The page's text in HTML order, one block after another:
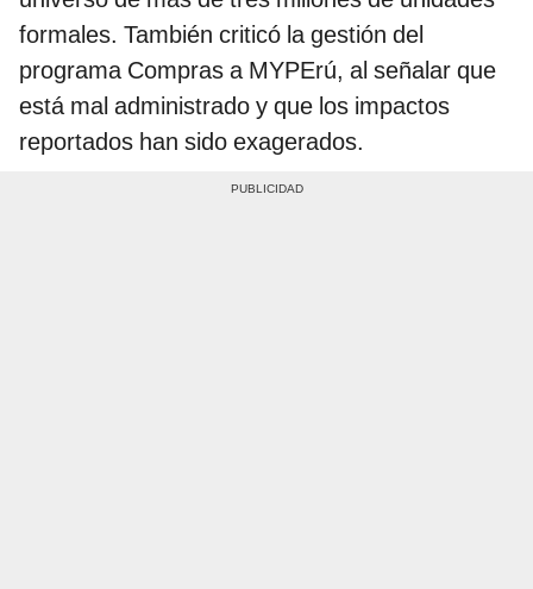
formales. También criticó la gestión del
programa Compras a MYPErú, al señalar que
está mal administrado y que los impactos
reportados han sido exagerados.